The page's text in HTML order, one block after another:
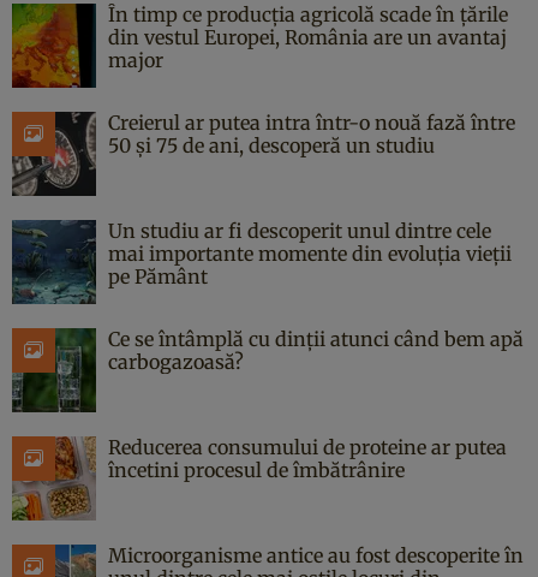
În timp ce producția agricolă scade în țările
din vestul Europei, România are un avantaj
major
Creierul ar putea intra într-o nouă fază între
50 și 75 de ani, descoperă un studiu
Un studiu ar fi descoperit unul dintre cele
mai importante momente din evoluția vieții
pe Pământ
Ce se întâmplă cu dinții atunci când bem apă
carbogazoasă?
Reducerea consumului de proteine ar putea
încetini procesul de îmbătrânire
Microorganisme antice au fost descoperite în